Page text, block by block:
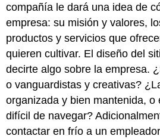
compañía le dará una idea de
empresa: su misión y valores,
productos y servicios que
quieren cultivar. El diseño del
decirte algo sobre la empresa.
o vanguardistas y creativas?
organizada y bien mantenida, o
difícil de navegar?
contactar en frío a un